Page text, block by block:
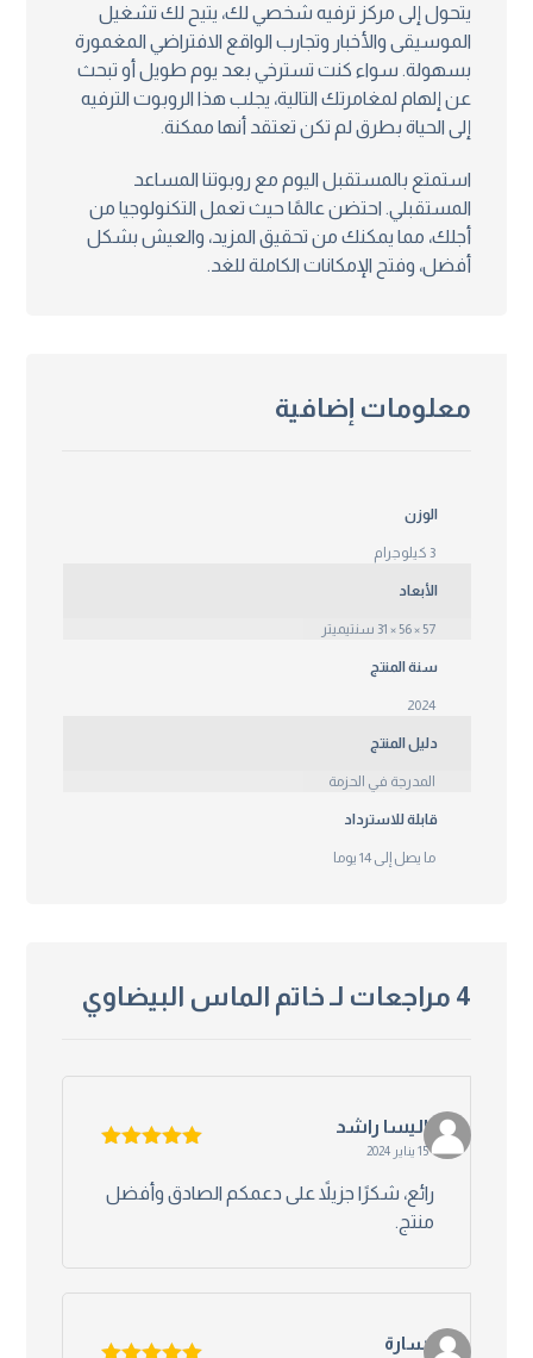
يتحول إلى مركز ترفيه شخصي لك، يتيح لك تشغيل
الموسيقى والأخبار وتجارب الواقع الافتراضي المغمورة
بسهولة. سواء كنت تسترخي بعد يوم طويل أو تبحث
عن إلهام لمغامرتك التالية، يجلب هذا الروبوت الترفيه
إلى الحياة بطرق لم تكن تعتقد أنها ممكنة.
استمتع بالمستقبل اليوم مع روبوتنا المساعد
المستقبلي. احتضن عالمًا حيث تعمل التكنولوجيا من
أجلك، مما يمكنك من تحقيق المزيد، والعيش بشكل
أفضل، وفتح الإمكانات الكاملة للغد.
معلومات إضافية
الوزن
3 كيلوجرام
الأبعاد
57 × 56 × 31 سنتيميتر
سنة المنتج
2024
دليل المنتج
المدرجة في الحزمة
قابلة للاسترداد
ما يصل إلى 14 يوما
4 مراجعات لـ خاتم الماس البيضاوي
الیسا راشد
15 يناير 2024
رائع، شكرًا جزيلاً على دعمكم الصادق وأفضل
منتج.
سارة